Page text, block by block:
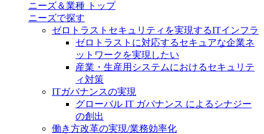
ニーズ＆業種 トップ
ニーズで探す
ゼロトラストセキュリティを実現するITインフラ
ゼロトラストに対応するセキュアな企業ネ
ットワークを実現したい
産業・生産用システムにおけるセキュリテ
ィ対策
ITガバナンスの実現
グローバル IT ガバナンス によるシナジー
の創出
働き方改革の実現/業務効率化